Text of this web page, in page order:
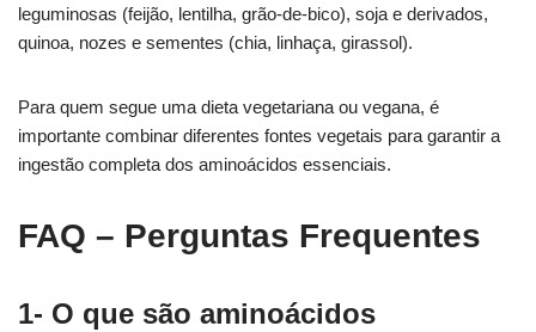
leguminosas (feijão, lentilha, grão-de-bico), soja e derivados,
quinoa, nozes e sementes (chia, linhaça, girassol).
Para quem segue uma dieta vegetariana ou vegana, é
importante combinar diferentes fontes vegetais para garantir a
ingestão completa dos aminoácidos essenciais.
FAQ – Perguntas Frequentes
1- O que são aminoácidos